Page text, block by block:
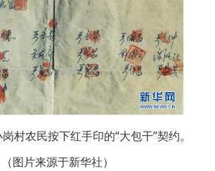
村农民按下红手印的“大包干”契约。
（图片来源于新华社）